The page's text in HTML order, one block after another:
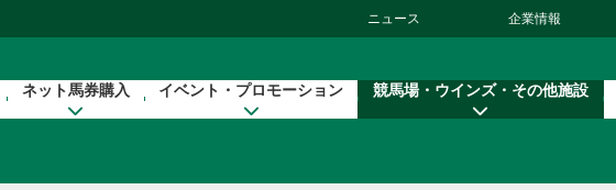
ニュース 企業情報
ネット馬券購入 イベント・プロモーション 競馬場・ウインズ・その他施設